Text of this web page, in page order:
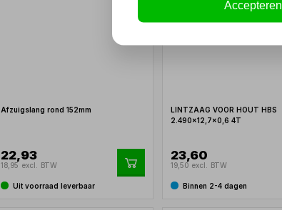
Afzuigslang rond 152mm
22,93
18,95 excl. BTW
Uit voorraad leverbaar
LINTZAAG VOOR HOUT HBS
2.490x12,7x0,6 4T
23,60
19,50 excl. BTW
Binnen 2-4 dagen
Accepteren